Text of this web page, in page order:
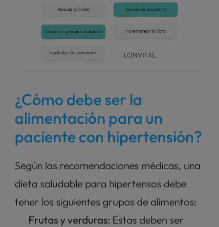
¿Cómo debe ser la
alimentación para un
Según las recomendaciones médicas, una
dieta saludable para hipertensos debe
tener los siguientes grupos de alimentos:
Frutas y verduras: Estas deben ser